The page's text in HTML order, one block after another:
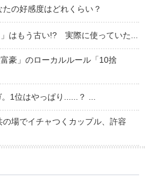
たの好感度はどれくらい？
」はもう古い!? 実際に使っていた...
豪」のローカルルール「10捨
1位はやっぱり......？ ...
場でイチャつくカップル、許容